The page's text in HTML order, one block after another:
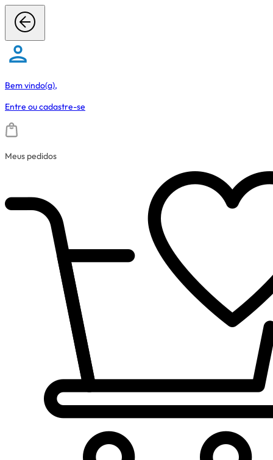
Bem vindo(a),
Entre oucadastre-se
Meus pedidos